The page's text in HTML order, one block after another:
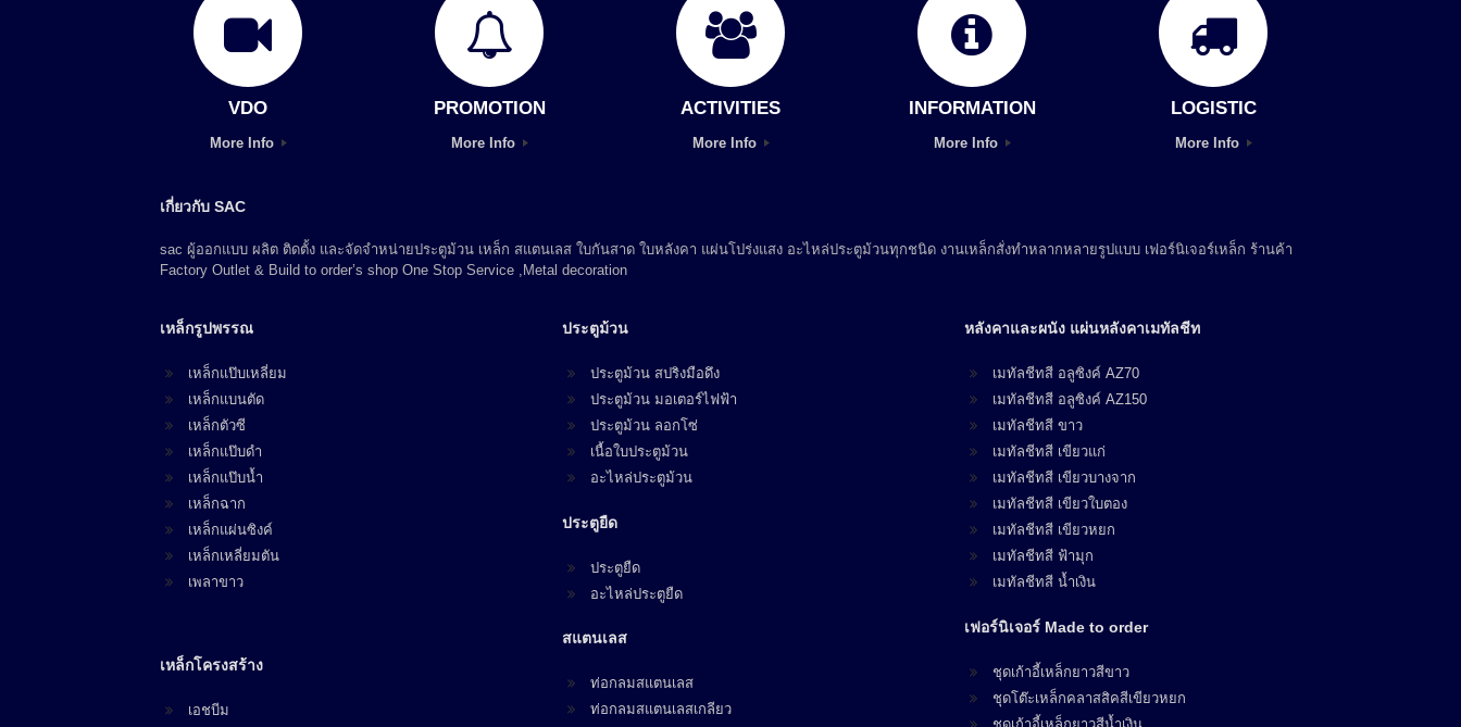
VDO
More Info
PROMOTION
More Info
ACTIVITIES
More Info
INFORMATION
More Info
LOGISTIC
More Info
เกี่ยวกับ SAC
sac ผู้ออกแบบ ผลิต ติดตั้ง และจัดจำหน่ายประตูม้วน เหล็ก สแตนเลส ใบกันสาด ใบหลังคา แผ่นโปร่งแสง อะไหล่ประตูม้วนทุกชนิด งานเหล็กสั่งทำหลากหลายรูปแบบ เฟอร์นิเจอร์เหล็ก ร้านค้า
Factory Outlet & Build to order’s shop One Stop Service ,Metal decoration
เหล็กรูปพรรณ
เหล็กแป๊บเหลี่ยม
เหล็กแบนตัด
เหล็กตัวซี
เหล็กแป๊บดำ
เหล็กแป๊บน้ำ
เหล็กฉาก
เหล็กแผ่นซิงค์
เหล็กเหลี่ยมตัน
เพลาขาว
เหล็กโครงสร้าง
เอชบีม
ประตูม้วน
ประตูม้วน สปริงมือดึง
ประตูม้วน มอเตอร์ไฟฟ้า
ประตูม้วน ลอกโซ่
เนื้อใบประตูม้วน
อะไหล่ประตูม้วน
ประตูยืด
ประตูยืด
อะไหล่ประตูยืด
สแตนเลส
ท่อกลมสแตนเลส
ท่อกลมสแตนเลสเกลียว
หลังคาและผนัง แผ่นหลังคาเมทัลชีท
เมทัลชีทสี อลูซิงค์ AZ70
เมทัลชีทสี อลูซิงค์ AZ150
เมทัลชีทสี ขาว
เมทัลชีทสี เขียวแก่
เมทัลชีทสี เขียวบางจาก
เมทัลชีทสี เขียวใบตอง
เมทัลชีทสี เขียวหยก
เมทัลชีทสี ฟ้ามุก
เมทัลชีทสี น้ำเงิน
เฟอร์นิเจอร์ Made to order
ชุดเก้าอี้เหล็กยาวสีขาว
ชุดโต๊ะเหล็กคลาสสิคสีเขียวหยก